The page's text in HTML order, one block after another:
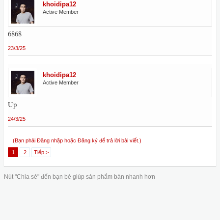
khoidipa12
Active Member
6868
23/3/25
khoidipa12
Active Member
Up
24/3/25
(Bạn phải Đăng nhập hoặc Đăng ký để trả lời bài viết.)
1
2 Tiếp >
Nút "Chia sẻ" đến bạn bè giúp sản phẩm bán nhanh hơn